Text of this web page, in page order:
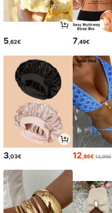
5,62€ 7,49€
3 ,03€ 12 ,86€ 12,99€